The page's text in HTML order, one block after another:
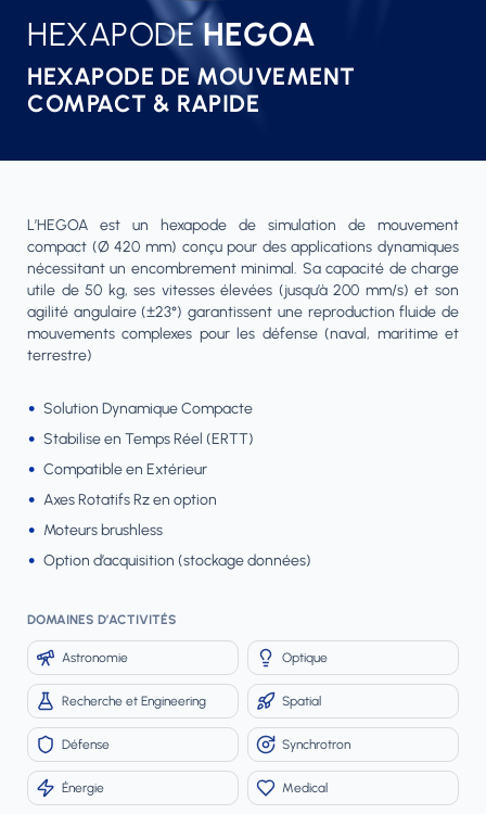
HEXAPODEHEGOA
HEXAPODE DE MOUVEMENT
COMPACT & RAPIDE
L’HEGOA est un hexapode de simulation de mouvement
compact (Ø 420 mm) conçu pour des applications dynamiques
nécessitant un encombrement minimal. Sa capacité de charge
utile de 50 kg, ses vitesses élevées (jusqu’à 200 mm/s) et son
agilité angulaire (±23°) garantissent une reproduction fluide de
mouvements complexes pour les défense (naval, maritime et
terrestre)
Solution Dynamique Compacte
Stabilise en Temps Réel (ERTT)
Compatible en Extérieur
Axes Rotatifs Rz en option
Moteurs brushless
Option d’acquisition (stockage données)
DOMAINES D’ACTIVITÉS
Astronomie Optique
Recherche et Engineering Spatial
Défense Synchrotron
Énergie Medical